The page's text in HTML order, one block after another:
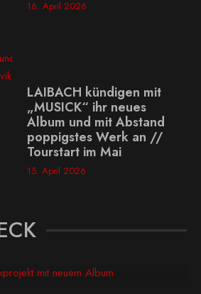
16. April 2026
LAIBACH kündigen mit
„MUSICK“ ihr neues
Album und mit Abstand
poppigstes Werk an //
Tourstart im Mai
15. April 2026